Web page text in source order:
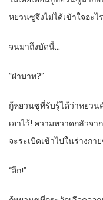
หยวนซูจึงไม่ได้เข้าใจอะไ
จนมาถึงบัดนี้…
“ฝ่าบาท?”
กู้หยวนซูที่รับรู้ได้ว่าหยวน
เอาไว้! ความหวาดกลัวจ
จะระเบิดเข้าไปในร่างกา
“อึก!”